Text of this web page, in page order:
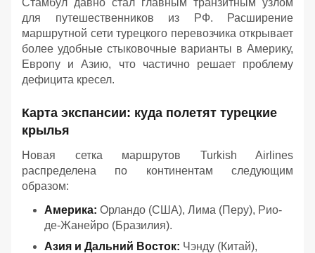
Стамбул давно стал главным транзитным узлом
для путешественников из РФ. Расширение
маршрутной сети турецкого перевозчика открывает
более удобные стыковочные варианты в Америку,
Европу и Азию, что частично решает проблему
дефицита кресел.
Карта экспансии: куда полетят турецкие
крылья
Новая сетка маршрутов Turkish Airlines
распределена по континентам следующим
образом:
Америка: Орландо (США), Лима (Перу), Рио-
де-Жанейро (Бразилия).
Азия и Дальний Восток: Чэнду (Китай),